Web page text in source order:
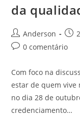
da
Anderson
0 comentário
Com foco na
estar de quem vive
no dia 28 de
credenciamento…